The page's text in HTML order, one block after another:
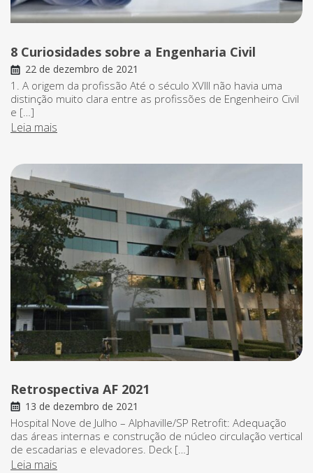
8 Curiosidades sobre a Engenharia Civil
22 de dezembro de 2021
1. A origem da profissão Até o século XVIII não havia uma
distinção muito clara entre as profissões de Engenheiro Civil
e […]
Leia mais
Retrospectiva AF 2021
13 de dezembro de 2021
Hospital Nove de Julho – Alphaville/SP Retrofit: Adequação
das áreas internas e construção de núcleo circulação vertical
de escadarias e elevadores. Deck […]
Leia mais